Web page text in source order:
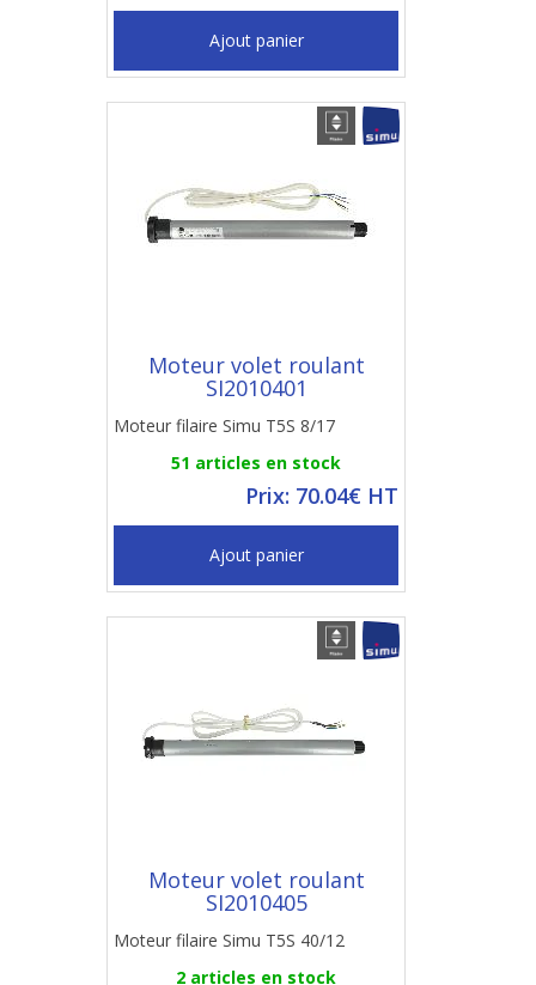
Ajout panier
Moteur volet roulant
SI2010401
Moteur filaire Simu T5S 8/17
51 articles en stock
Prix: 70.04€ HT
Ajout panier
Moteur volet roulant
SI2010405
Moteur filaire Simu T5S 40/12
2 articles en stock